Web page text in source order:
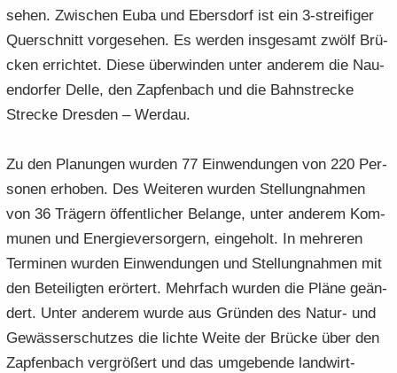
se­hen. Zwi­schen Euba und Ebers­dorf ist ein 3-​streifiger
Quer­schnitt vor­ge­se­hen. Es wer­den ins­ge­samt zwölf Brü­
cken er­rich­tet. Diese über­win­den unter an­de­rem die Nau­
en­dor­fer Delle, den Zap­fen­bach und die Bahn­stre­cke
Stre­cke Dres­den – Wer­dau.
Zu den Pla­nun­gen wur­den 77 Ein­wen­dun­gen von 220 Per­
so­nen er­ho­ben. Des Wei­te­ren wur­den Stel­lung­nah­men
von 36 Trä­gern öf­fent­li­cher Be­lan­ge, unter an­de­rem Kom­
mu­nen und En­er­gie­ver­sor­gern, ein­ge­holt. In meh­re­ren
Ter­mi­nen wur­den Ein­wen­dun­gen und Stel­lung­nah­men mit
den Be­tei­lig­ten er­ör­tert. Mehr­fach wur­den die Pläne ge­än­
dert. Unter an­de­rem wurde aus Grün­den des Natur-​ und
Ge­wäs­ser­schut­zes die lich­te Weite der Brü­cke über den
Zap­fen­bach ver­grö­ßert und das um­ge­ben­de land­wirt­